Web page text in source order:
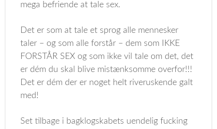
mega befriende at tale sex.
Det er som at tale et sprog alle mennesker
taler – og som alle forstår – dem som IKKE
FORSTÅR SEX og som ikke vil tale om det, det
er dém du skal blive mistænksomme overfor!!!
Det er dém der er noget helt riveruskende galt
med!
Set tilbage i bagklogskabets uendelig fucking